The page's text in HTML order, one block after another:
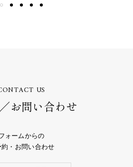
US
お問い合わせ
ォームからの
約・お問い合わせ